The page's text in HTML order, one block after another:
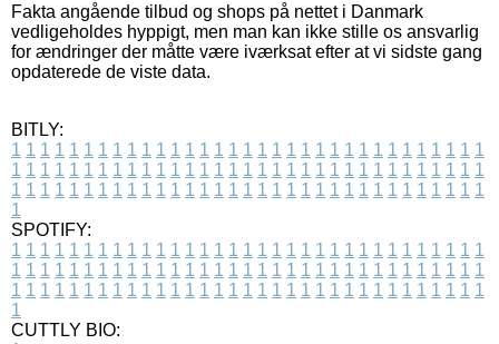
Fakta angående tilbud og shops på nettet i Danmark
vedligeholdes hyppigt, men man kan ikke stille os ansvarlig
for ændringer der måtte være iværksat efter at vi sidste gang
opdaterede de viste data.
BITLY:
1 1 1 1 1 1 1 1 1 1 1 1 1 1 1 1 1 1 1 1 1 1 1 1 1 1 1 1 1 1 1 1 1
1 1 1 1 1 1 1 1 1 1 1 1 1 1 1 1 1 1 1 1 1 1 1 1 1 1 1 1 1 1 1 1 1
1 1 1 1 1 1 1 1 1 1 1 1 1 1 1 1 1 1 1 1 1 1 1 1 1 1 1 1 1 1 1 1 1
1
SPOTIFY:
1 1 1 1 1 1 1 1 1 1 1 1 1 1 1 1 1 1 1 1 1 1 1 1 1 1 1 1 1 1 1 1 1
1 1 1 1 1 1 1 1 1 1 1 1 1 1 1 1 1 1 1 1 1 1 1 1 1 1 1 1 1 1 1 1 1
1 1 1 1 1 1 1 1 1 1 1 1 1 1 1 1 1 1 1 1 1 1 1 1 1 1 1 1 1 1 1 1 1
1
CUTTLY BIO: